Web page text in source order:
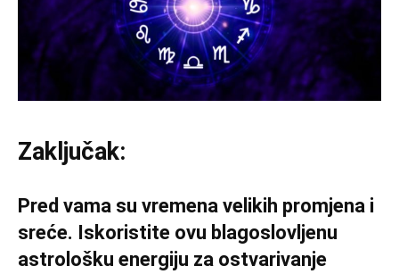
Zaključak:
Pred vama su vremena velikih promjena i
sreće. Iskoristite ovu blagoslovljenu
astrološku energiju za ostvarivanje